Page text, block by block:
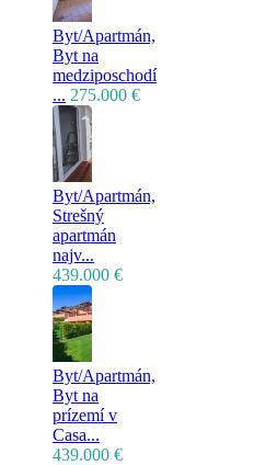
Byt/Apartmán,
Byt na
medziposchodí
... 275.000 €
Byt/Apartmán,
Strešný
apartmán
najv...
439.000 €
Byt/Apartmán,
Byt na
prízemí v
Casa...
439.000 €